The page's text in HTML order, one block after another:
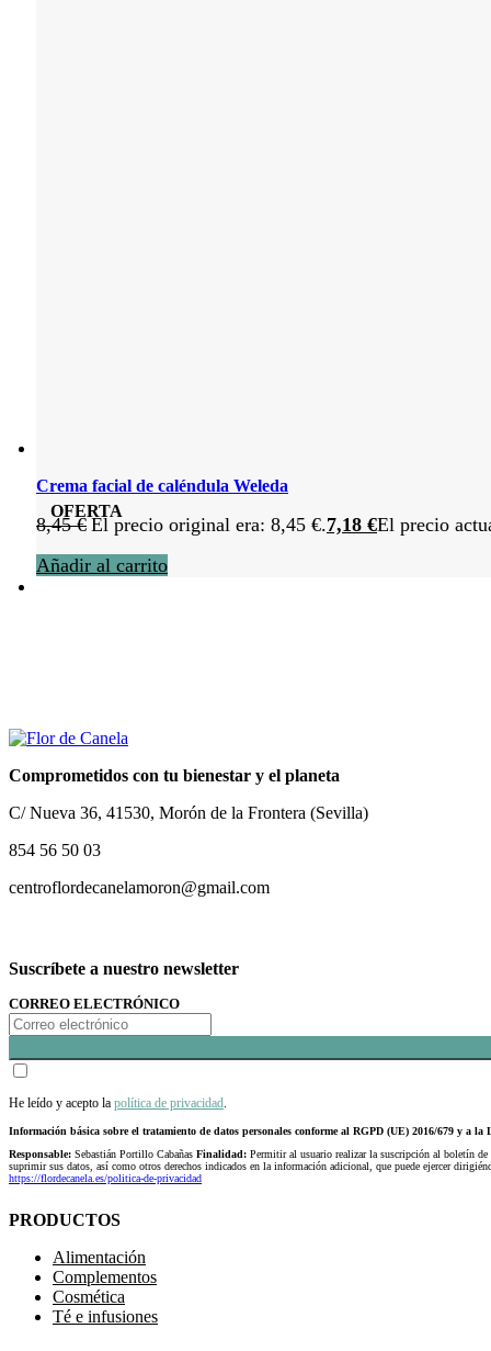
OFERTA
Crema facial de caléndula Weleda
8,45€ El precio original era: 8,45 €.7,18 €El precio
Añadir al carrito
Comprometidos con tu bienestar y el planeta
C/ Nueva 36, 41530, Morón de la Frontera (Sevilla)
854 56 50 03
centroflordecanelamoron@gmail.com
Suscríbete a nuestro newsletter
CORREO ELECTRÓNICO
He leído y acepto la política de privacidad
Información básica sobre el tratamiento de datos personales conforme al RGPD (UE) 2016/679 y a la
Responsable: Sebastián Portillo Cabañas Finalidad: Permitir al usuario realizar la suscripción al boletín
suprimir sus datos, así como otros derechos indicados en la información adicional, que puede ejercer
https://flordecanela.es/politica-de-privacidad
PRODUCTOS
Alimentación
Complementos
Cosmética
Té e infusiones